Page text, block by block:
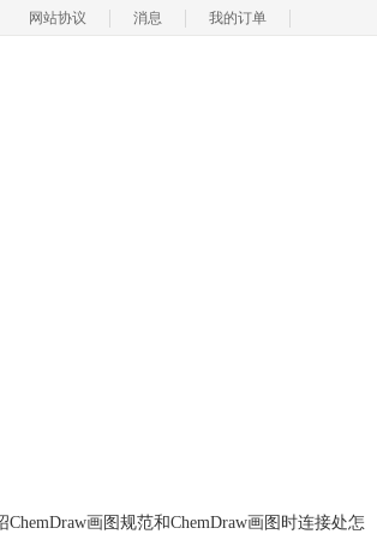
网站协议 消息 我的订单
画图规范和ChemDraw画图时连接处怎